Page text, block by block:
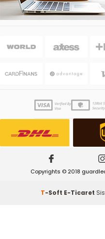
Copyrights © 2018
T-Soft E-Ticaret